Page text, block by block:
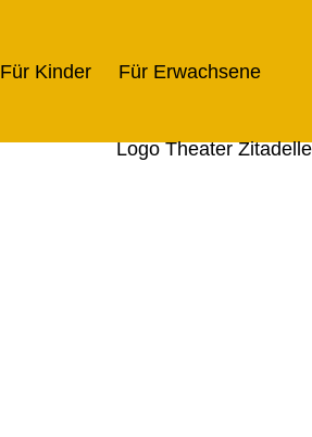
Für Kinder Für Erwachsene